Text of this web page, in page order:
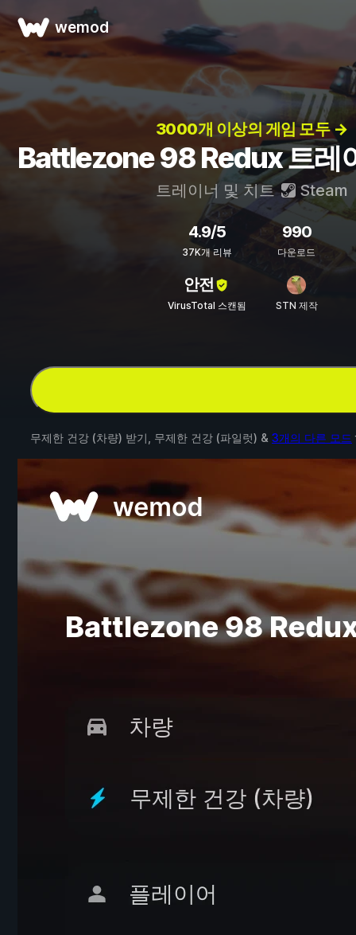
wemod
3000개 이상의 게임 모두 →
Battlezone 98 Redux 트레
트레이너 및 치트 Steam
4.9/5
37K개 리뷰
990
다운로드
안전
VirusTotal 스캔됨 STN 제작
무제한 건강 (차량) 받기, 무제한 건강 (파일럿) & 3개의 다른 모드